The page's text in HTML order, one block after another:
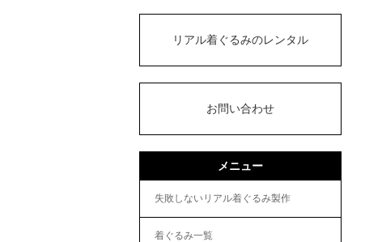
リアル着ぐるみのレンタル
お問い合わせ
メニュー
失敗しないリアル着ぐるみ製作
着ぐるみ一覧